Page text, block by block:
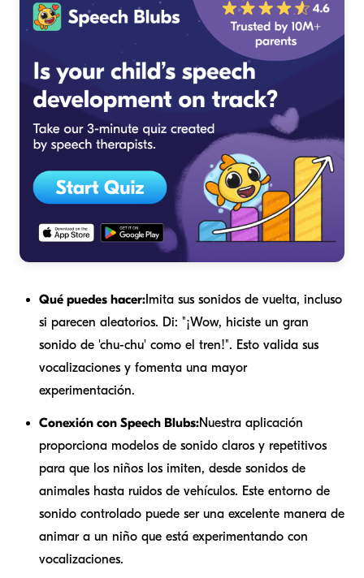
Qué puedes hacer: Imita sus sonidos de vuelta, incluso
si parecen aleatorios. Di: "¡Wow, hiciste un gran
sonido de 'chu-chu' como el tren!". Esto valida sus
vocalizaciones y fomenta una mayor
experimentación.
Conexión con Speech Blubs:Nuestra aplicación
proporciona modelos de sonido claros y repetitivos
para que los niños los imiten, desde sonidos de
animales hasta ruidos de vehículos. Este entorno de
sonido controlado puede ser una excelente manera de
animar a un niño que está experimentando con
vocalizaciones.